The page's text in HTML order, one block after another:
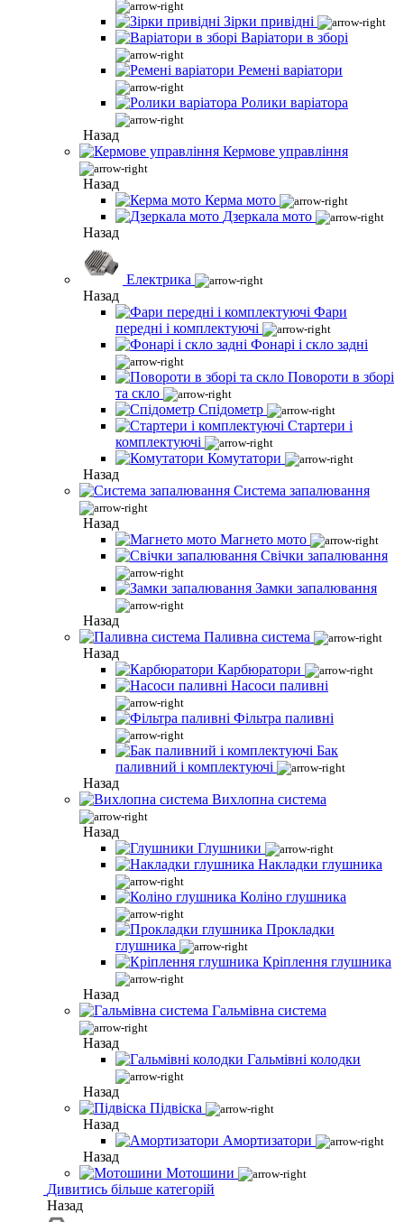
Зірки привідні
Варіатори в зборі
Ремені варіатори
Ролики варіатора
Назад
Кермове управління
Назад
Керма мото
Дзеркала мото
Назад
Електрика
Назад
Фари
передні і комплектуючі
Фонарі і скло задні
Повороти в зборі
та скло
Спідометр
Стартери і
комплектуючі
Комутатори
Назад
Система запалювання
Назад
Магнето мото
Свічки запалювання
Замки запалювання
Назад
Паливна система
Назад
Карбюратори
Насоси паливні
Фільтра паливні
Бак
паливний і комплектуючі
Назад
Вихлопна система
Назад
Глушники
Накладки глушника
Коліно глушника
Прокладки
глушника
Кріплення глушника
Назад
Гальмівна система
Назад
Гальмівні колодки
Назад
Підвіска
Назад
Амортизатори
Назад
Мотошини
Дивитись більше категорій
Назад